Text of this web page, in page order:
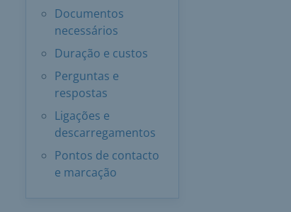
Documentos
necessários
Duração e custos
Perguntas e
respostas
Ligações e
descarregamentos
Pontos de contacto
e marcação